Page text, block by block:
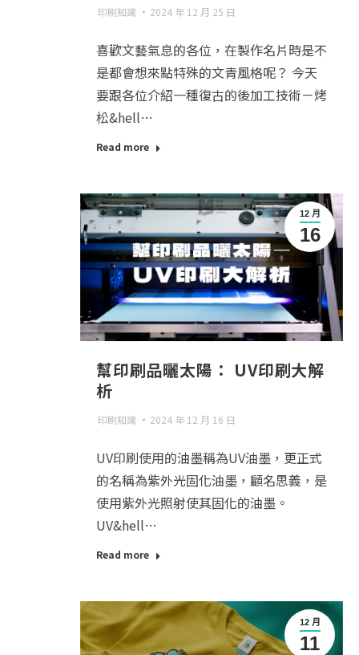
印刷知識 2024 年 12 月 25 日
喜歡文藝氣息的各位，在製作名片時是不
是都會想來點特殊的文青風格呢？ 今天
要跟各位介紹一種復古的後加工技術－烤
松&hell…
Read more
12 月
16
幫印刷品曬太陽： UV印刷大解
析
印刷知識 2024 年 12 月 16 日
UV印刷使用的油墨稱為UV油墨，更正式
的名稱為紫外光固化油墨，顧名思義，是
使用紫外光照射使其固化的油墨。
UV&hell…
Read more
12 月
11